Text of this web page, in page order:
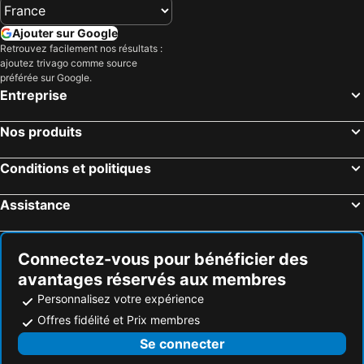
iGV Club Baia Samuele
Modica Palace Hotel
Ajouter sur Google
Retrouvez facilement nos résultats :
ajoutez trivago comme source
préférée sur Google.
Entreprise
Nos produits
Conditions et politiques
Assistance
Connectez-vous pour bénéficier des
avantages réservés aux membres
Personnalisez votre expérience
Offres fidélité et Prix membres
Se connecter